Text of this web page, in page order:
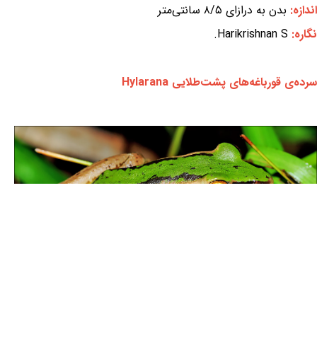
اندازه: بدن به درازای ۸/۵ سانتی‌متر
نگاره: Harikrishnan S.
سرده‌ی قورباغه‌های پشت‌طلایی Hylarana